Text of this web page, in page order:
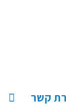
קשר